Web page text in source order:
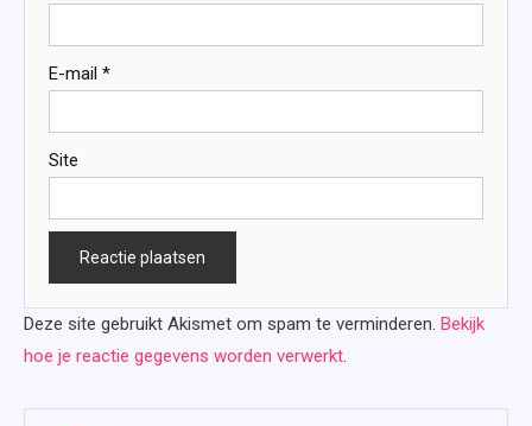
E-mail *
Site
Deze site gebruikt Akismet om spam te verminderen. Bekijk
hoe je reactie gegevens worden verwerkt.